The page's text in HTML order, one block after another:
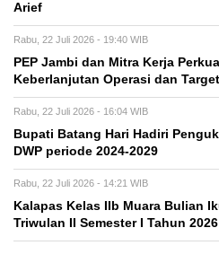
Arief
Rabu, 22 Juli 2026 - 19:40 WIB
PEP Jambi dan Mitra Kerja
Keberlanjutan Operasi dan
Rabu, 22 Juli 2026 - 16:04 WIB
Bupati Batang Hari Hadiri
DWP periode 2024-2029
Rabu, 22 Juli 2026 - 14:21 WIB
Kalapas Kelas IIb Muara Bulian
Triwulan II Semester I Tahun 2026